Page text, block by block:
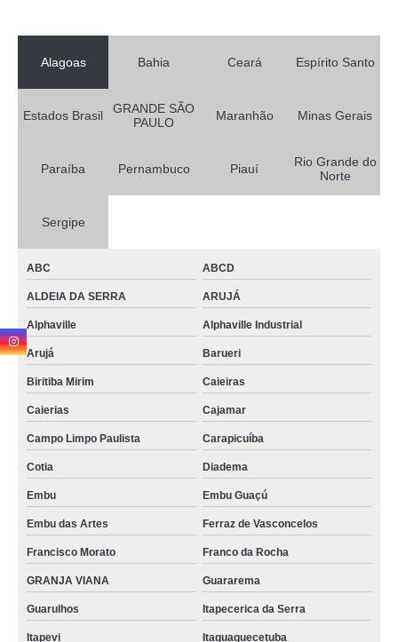
Alagoas Bahia Ceará Espírito Santo
Estados Brasil
GRANDE SÃO
PAULO
Maranhão Minas Gerais
Paraíba Pernambuco Piauí
Rio Grande do
Norte
Sergipe
ABC ABCD
ALDEIA DA SERRA ARUJÁ
Alphaville Alphaville Industrial
Arujá Barueri
Biritiba Mirim Caieiras
Caierias Cajamar
Campo Limpo Paulista Carapicuíba
Cotia Diadema
Embu Embu Guaçú
Embu das Artes Ferraz de Vasconcelos
Francisco Morato Franco da Rocha
GRANJA VIANA Guararema
Guarulhos Itapecerica da Serra
Itapevi Itaquaquecetuba